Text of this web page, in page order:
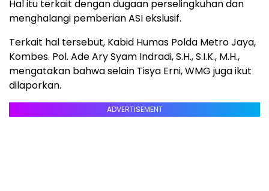
Hal itu terkait dengan dugaan perselingkuhan dan
menghalangi pemberian ASI ekslusif.
Terkait hal tersebut, Kabid Humas Polda Metro Jaya,
Kombes. Pol. Ade Ary Syam Indradi, S.H., S.I.K., M.H.,
mengatakan bahwa selain Tisya Erni, WMG juga ikut
dilaporkan.
ADVERTISEMENT